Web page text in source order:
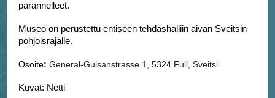
parannelleet.
Museo on perustettu entiseen tehdashalliin aivan Sveitsin
pohjoisrajalle.
Osoite: General-Guisanstrasse 1, 5324 Full, Sveitsi
Kuvat: Netti